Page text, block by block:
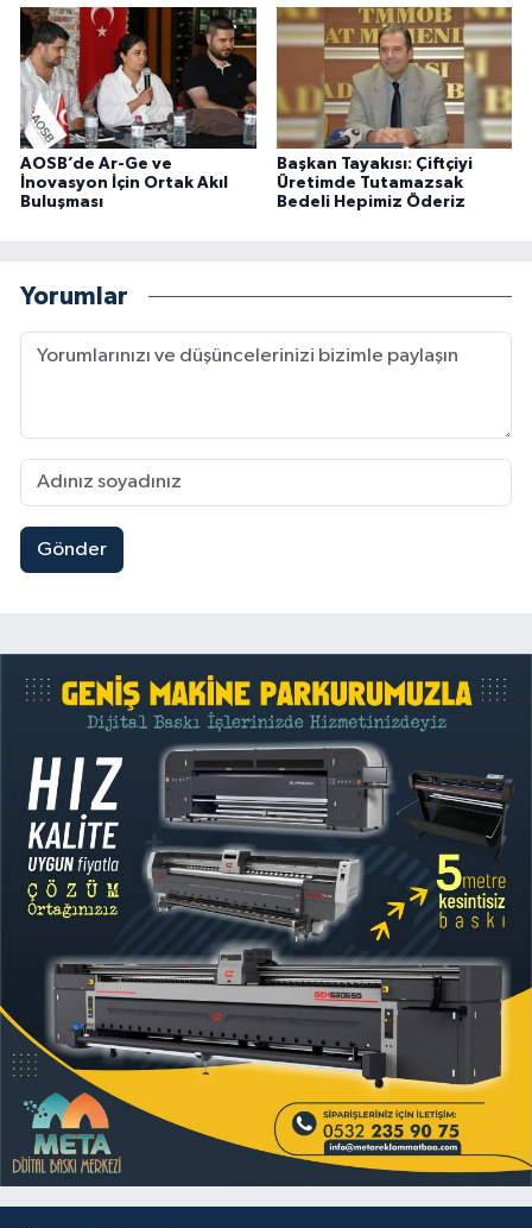
AOSB’de Ar-Ge ve
İnovasyon İçin Ortak Akıl
Buluşması
Başkan Tayakısı: Çiftçiyi
Üretimde Tutamazsak
Bedeli Hepimiz Öderiz
Yorumlar
Gönder